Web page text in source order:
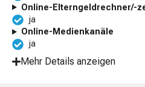
Online-Elterngeldrechner/-
ja
Online-Medienkanäle
ja
Mehr Details anzeigen